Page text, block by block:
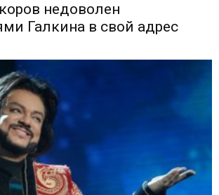
недоволен
Галкина в свой адрес